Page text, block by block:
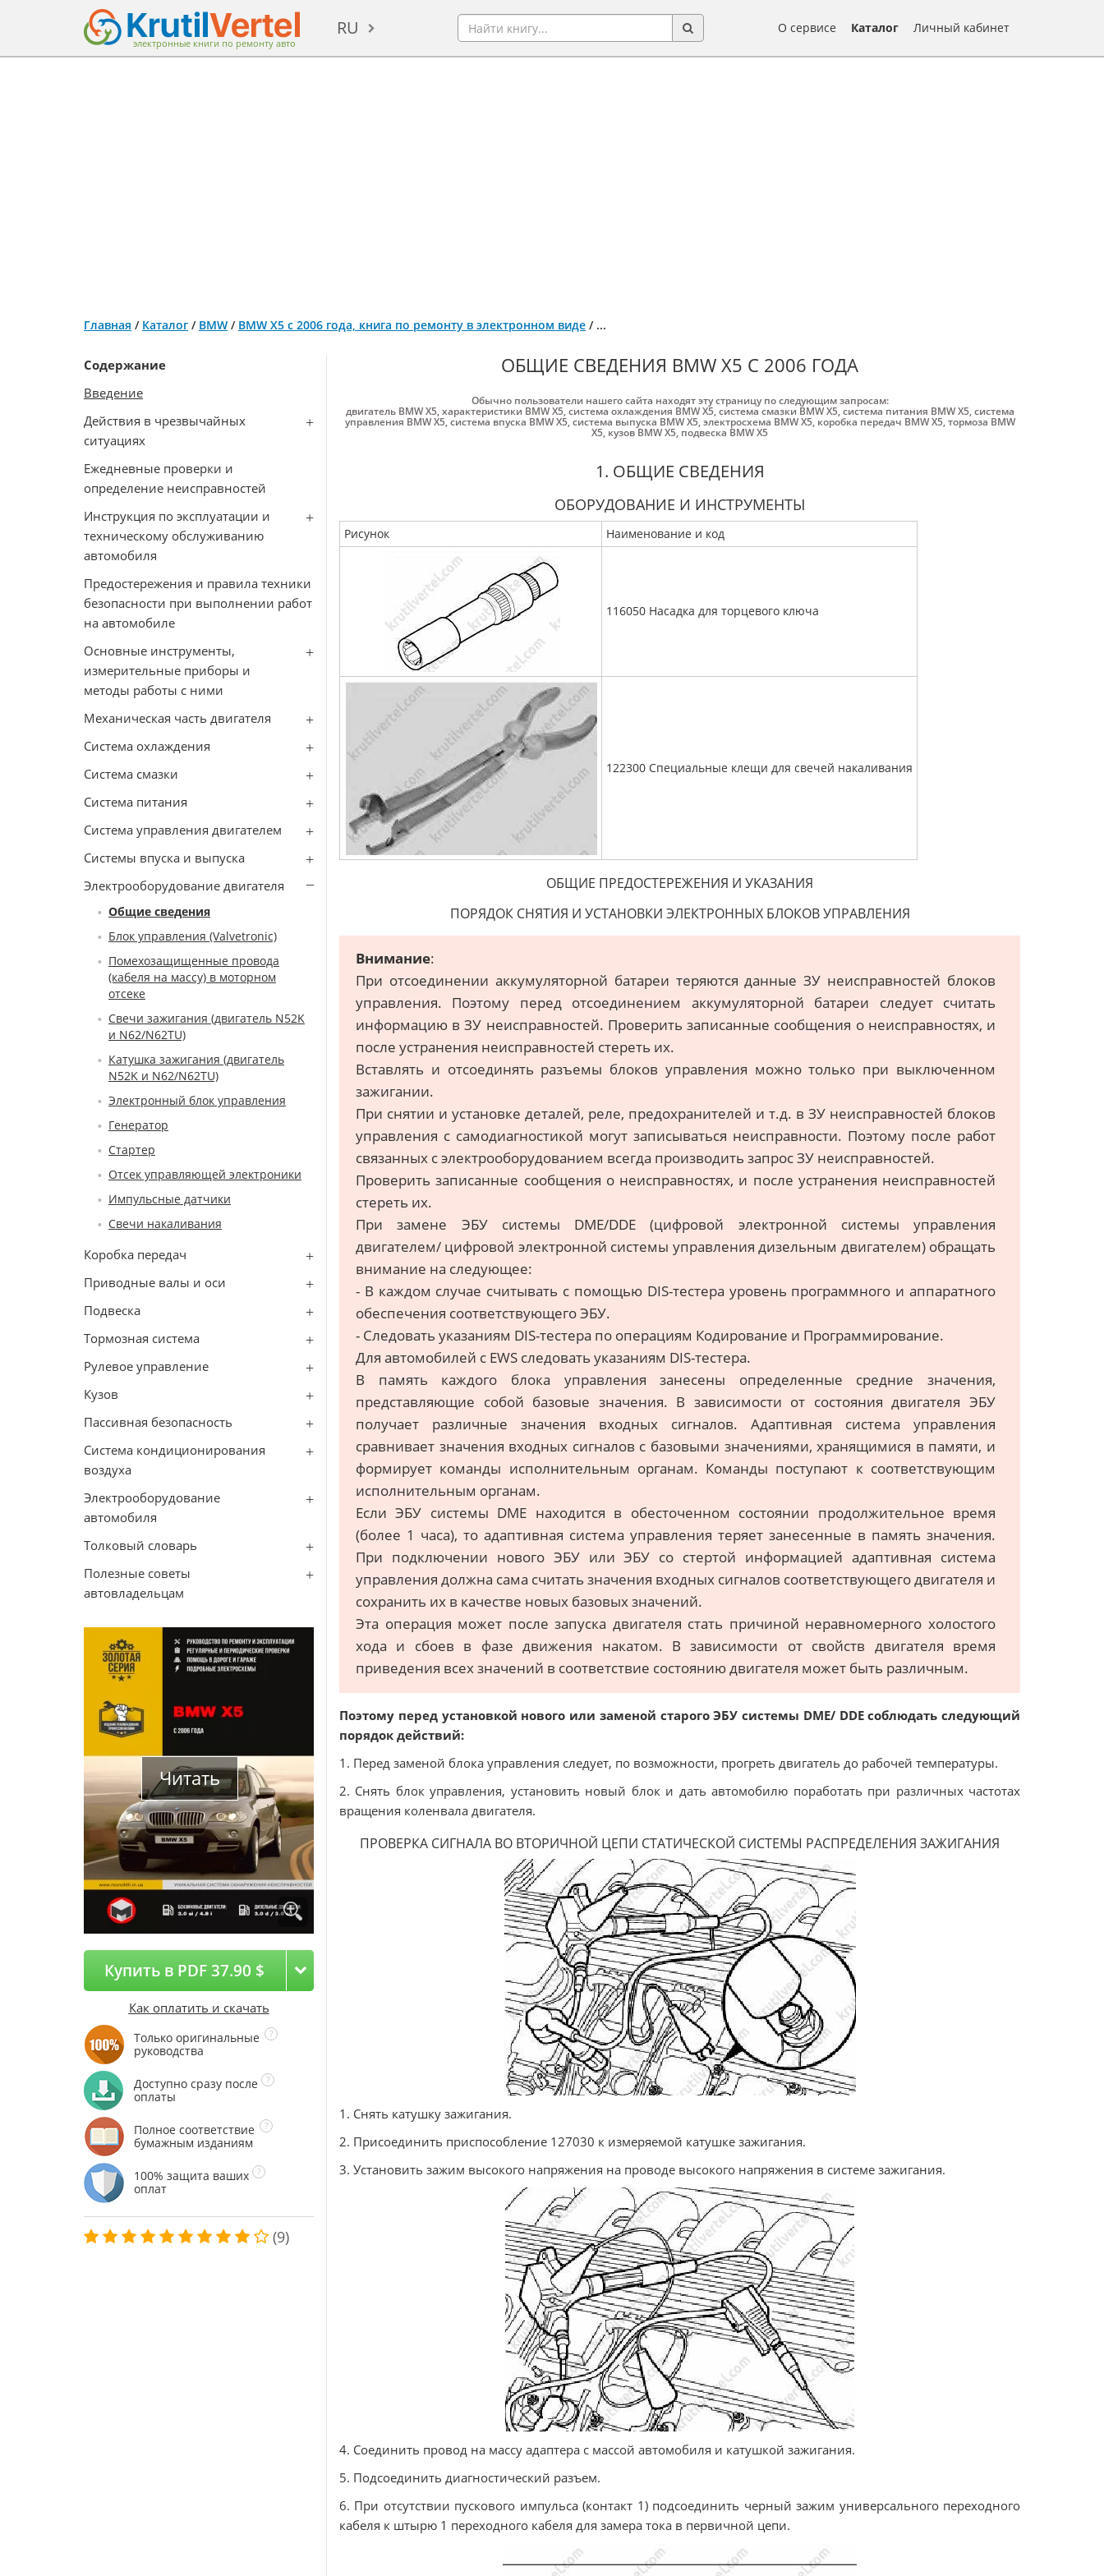
электронные книги по ремонту авто
RU О сервисе Каталог Личный кабинет
Главная / Каталог / BMW / BMW Х5 с 2006 года, книга по ремонту в электронном виде / ...
Содержание
Введение
Действия в чрезвычайных
ситуациях
Ежедневные проверки и
определение неисправностей
Инструкция по эксплуатации и
техническому обслуживанию
автомобиля
Предостережения и правила техники
безопасности при выполнении работ
на автомобиле
Основные инструменты,
измерительные приборы и
методы работы с ними
Механическая часть двигателя
Система охлаждения
Система смазки
Система питания
Система управления двигателем
Системы впуска и выпуска
Электрооборудование двигателя
Общие сведения
Блок управления (Valvetronic)
Помехозащищенные провода
(кабеля на массу) в моторном
отсеке
Свечи зажигания (двигатель N52K
и N62/N62TU)
Катушка зажигания (двигатель
N52K и N62/N62TU)
Электронный блок управления
Генератор
Стартер
Отсек управляющей электроники
Импульсные датчики
Свечи накаливания
Коробка передач
Приводные валы и оси
Подвеска
Тормозная система
Рулевое управление
Кузов
Пассивная безопасность
Система кондиционирования
воздуха
Электрооборудование
автомобиля
Толковый словарь
Полезные советы
автовладельцам
Читать
Купить в PDF 37.90 $
Как оплатить и скачать
Только оригинальные
руководства
Доступно сразу после
оплаты
Полное соответствие
бумажным изданиям
100% защита ваших
оплат
(9)
ОБЩИЕ СВЕДЕНИЯ BMW Х5 С 2006 ГОДА
Обычно пользователи нашего сайта находят эту страницу по следующим запросам:
двигатель BMW X5,характеристики BMW X5,система охлаждения BMW X5,система смазки BMW X5,система питания BMW X5,система
управления BMW X5,система впуска BMW X5,система выпуска BMW X5,электросхема BMW X5, коробка передач BMW X5,тормоза BMW
X5, кузов BMW X5, подвеска BMW X5
1. ОБЩИЕ СВЕДЕНИЯ
ОБОРУДОВАНИЕ И ИНСТРУМЕНТЫ
Рисунок Наименование и код
116050 Насадка для торцевого ключа
122300 Специальные клещи для свечей накаливания
ОБЩИЕ ПРЕДОСТЕРЕЖЕНИЯ И УКАЗАНИЯ
ПОРЯДОК СНЯТИЯ И УСТАНОВКИ ЭЛЕКТРОННЫХ БЛОКОВ УПРАВЛЕНИЯ
Внимание:
При отсоединении аккумуляторной батареи теряются данные ЗУ неисправностей блоков
управления. Поэтому перед отсоединением аккумуляторной батареи следует считать
информацию в ЗУ неисправностей. Проверить записанные сообщения о неисправностях, и
после устранения неисправностей стереть их.
Вставлять и отсоединять разъемы блоков управления можно только при выключенном
зажигании.
При снятии и установке деталей, реле, предохранителей и т.д. в ЗУ неисправностей блоков
управления с самодиагностикой могут записываться неисправности. Поэтому после работ
связанных с электрооборудованием всегда производить запрос ЗУ неисправностей.
Проверить записанные сообщения о неисправностях, и после устранения неисправностей
стереть их.
При замене ЭБУ системы DME/DDE (цифровой электронной системы управления
двигателем/ цифровой электронной системы управления дизельным двигателем) обращать
внимание на следующее:
- В каждом случае считывать с помощью DIS-тестера уровень программного и аппаратного
обеспечения соответствующего ЭБУ.
- Следовать указаниям DIS-тестера по операциям Кодирование и Программирование.
Для автомобилей с EWS следовать указаниям DIS-тестера.
В память каждого блока управления занесены определенные средние значения,
представляющие собой базовые значения. В зависимости от состояния двигателя ЭБУ
получает различные значения входных сигналов. Адаптивная система управления
сравнивает значения входных сигналов с базовыми значениями, хранящимися в памяти, и
формирует команды исполнительным органам. Команды поступают к соответствующим
исполнительным органам.
Если ЭБУ системы DME находится в обесточенном состоянии продолжительное время
(более 1 часа), то адаптивная система управления теряет занесенные в память значения.
При подключении нового ЭБУ или ЭБУ со стертой информацией адаптивная система
управления должна сама считать значения входных сигналов соответствующего двигателя и
сохранить их в качестве новых базовых значений.
Эта операция может после запуска двигателя стать причиной неравномерного холостого
хода и сбоев в фазе движения накатом. В зависимости от свойств двигателя время
приведения всех значений в соответствие состоянию двигателя может быть различным.
Поэтому перед установкой нового или заменой старого ЭБУ системы DME/ DDE соблюдать следующий
порядок действий:
1. Перед заменой блока управления следует, по возможности, прогреть двигатель до рабочей температуры.
2. Снять блок управления, установить новый блок и дать автомобилю поработать при различных частотах
вращения коленвала двигателя.
ПРОВЕРКА СИГНАЛА ВО ВТОРИЧНОЙ ЦЕПИ СТАТИЧЕСКОЙ СИСТЕМЫ РАСПРЕДЕЛЕНИЯ ЗАЖИГАНИЯ
1. Снять катушку зажигания.
2. Присоединить приспособление 127030 к измеряемой катушке зажигания.
3. Установить зажим высокого напряжения на проводе высокого напряжения в системе зажигания.
4. Соединить провод на массу адаптера с массой автомобиля и катушкой зажигания.
5. Подсоединить диагностический разъем.
6. При отсутствии пускового импульса (контакт 1) подсоединить черный зажим универсального переходного
кабеля к штырю 1 переходного кабеля для замера тока в первичной цепи.